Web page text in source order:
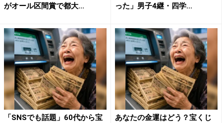
がオール区間賞で都大...
った」男子4継・四学...
「SNSでも話題」60代から宝
あなたの金運はどう？宝くじ